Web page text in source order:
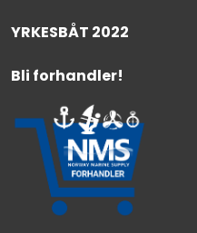
YRKESBÅT 2022
Bli forhandler!